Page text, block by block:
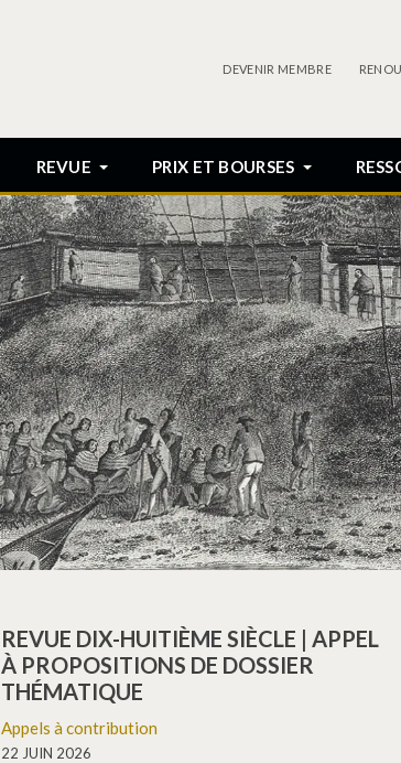
DEVENIR MEMBRE
REVUE PRIX ET BOURSES
REVUE DIX-HUITIÈME SIÈCLE | APPEL
À PROPOSITIONS DE DOSSIER
THÉMATIQUE
Appels à contribution
22 JUIN 2026